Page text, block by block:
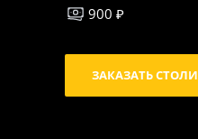
900 ₽
ЗАКАЗАТЬ